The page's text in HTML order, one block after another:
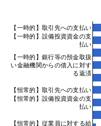
【一時的】取引先への支払い
【一時的】設備投資資金の支
払い
【一時的】銀行等の預金取扱
い金融機関からの借入に対す
る返済
【恒常的】取引先への支払い
【恒常的】設備投資資金の支
払い
【恒常的】従業員に対する給